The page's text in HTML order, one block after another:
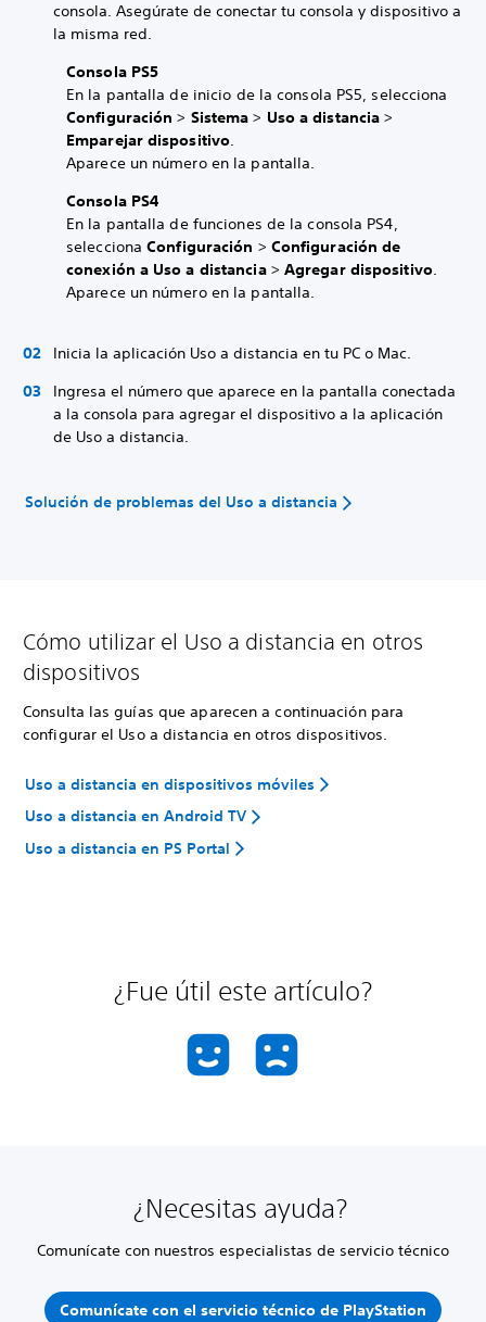
consola. Asegúrate de conectar tu consola y dispositivo a
la misma red.
Consola PS5
En la pantalla de inicio de la consola PS5, selecciona
Configuración> Sistema> Uso a distancia>
Emparejar dispositivo.
Aparece un número en la pantalla.
Consola PS4
En la pantalla de funciones de la consola PS4,
seleccionaConfiguración > Configuración de
conexión a Uso a distancia> Agregar dispositivo.
Aparece un número en la pantalla.
Inicia la aplicación Uso a distancia en tu PC o Mac.
Ingresa el número que aparece en la pantalla conectada
a la consola para agregar el dispositivo a la aplicación
de Uso a distancia.
Solución de problemas del Uso a distancia
Cómo utilizar el Uso a distancia en otros
dispositivos
Consulta las guías que aparecen a continuación para
configurar el Uso a distancia en otros dispositivos.
Uso a distancia en dispositivos móviles
Uso a distancia en Android TV
Uso a distancia en PS Portal
¿Fue útil este artículo?
¿Necesitas ayuda?
Comunícate con nuestros especialistas de servicio técnico
Comunícate con el servicio técnico de PlayStation